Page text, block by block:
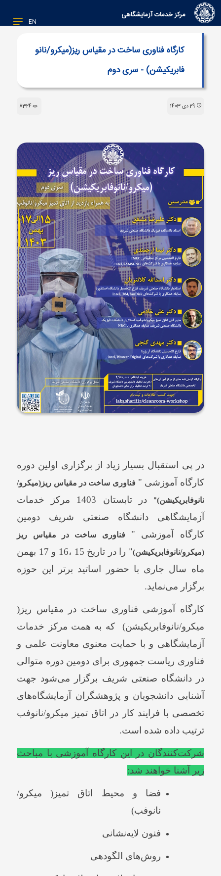
EN
مرکز خدمات آزمایشگاهی
کارگاه فناوری ساخت در مقیاس ریز(میکرو/نانو
فابریکیشن) - سری دوم
29 دی 1403 8324
در پی استقبال بسیار زیاد از برگزاری اولین دوره
کارگاه آموزشی " فناوری ساخت در مقیاس ریز(میکرو/
نانوفابریکیشن)"
در تابستان 1403 مرکز خدمات
آزمایشگاهی دانشگاه صنعتی شریف دومین
کارگاه آموزشی "
فناوری ساخت در مقیاس ریز
(میکرو/نانوفابریکیشن)"
را در تاریخ 15 ،16 و 17 بهمن
ماه سال جاری با حضور اساتید برتر این حوزه
برگزار می‌نماید.
کارگاه آموزشی فناوری ساخت در مقیاس ریز(
میکرو/نانوفابریکیشن) که به همت مرکز خدمات
آزمایشگاهی و با حمایت معنوی معاونت علمی و
فناوری ریاست جمهوری برای دومین دوره متوالی
در دانشگاه صنعتی شریف برگزار می‌شود جهت
آشنایی دانشجویان و پژوهشگران آزمایشگاه‌های
تخصصی با فرایند کار در اتاق تمیز میکرو/نانوفب
ترتیب داده شده است.
شرکت‌کنندگان در این کارگاه آموزشی با مباحث
زیر آشنا خواهند شد:
فضا و محیط اتاق تمیز( میکرو/
نانوفب)
فنون لایه‌نشانی
روش‌های الگودهی